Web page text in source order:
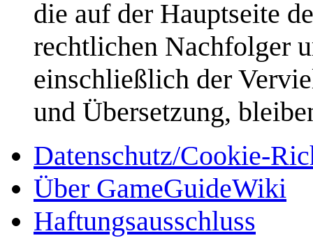
die auf der Hauptseite
rechtlichen Nachfolger
einschließlich der
und Übersetzung,
Datenschutz/Cookie-
Über GameGuideWiki
Haftungsausschluss